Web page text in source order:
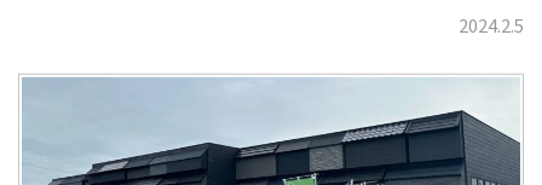
2024.2.5